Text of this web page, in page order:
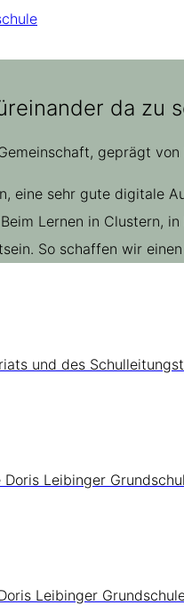
da zu
geprägt
eine sehr gute digitale
Lernen in Clustern,
So schaffen wir
und des
Leibinger
Leibinger